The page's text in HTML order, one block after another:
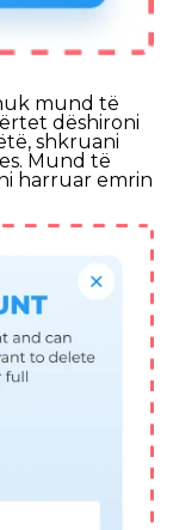
mund të
dëshironi
shkruani
Mund të
harruar emrin